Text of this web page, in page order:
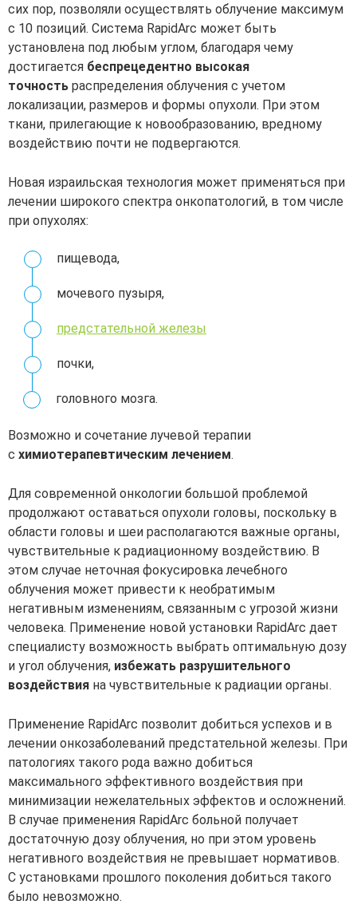
сих пор, позволяли осуществлять облучение максимум
с 10 позиций. Система RapidArc может быть
установлена под любым углом, благодаря чему
достигается беспрецедентно высокая
точность распределения облучения с учетом
локализации, размеров и формы опухоли. При этом
ткани, прилегающие к новообразованию, вредному
воздействию почти не подвергаются.
Новая израильская технология может применяться при
лечении широкого спектра онкопатологий, в том числе
при опухолях:
пищевода,
мочевого пузыря,
предстательной железы
почки,
головного мозга.
Возможно и сочетание лучевой терапии
c химиотерапевтическим лечением.
Для современной онкологии большой проблемой
продолжают оставаться опухоли головы, поскольку в
области головы и шеи располагаются важные органы,
чувствительные к радиационному воздействию. В
этом случае неточная фокусировка лечебного
облучения может привести к необратимым
негативным изменениям, связанным с угрозой жизни
человека. Применение новой установки RapidArc дает
специалисту возможность выбрать оптимальную дозу
и угол облучения, избежать разрушительного
воздействия на чувствительные к радиации органы.
Применение RapidArc позволит добиться успехов и в
лечении онкозаболеваний предстательной железы. При
патологиях такого рода важно добиться
максимального эффективного воздействия при
минимизации нежелательных эффектов и осложнений.
В случае применения RapidArc больной получает
достаточную дозу облучения, но при этом уровень
негативного воздействия не превышает нормативов.
С установками прошлого поколения добиться такого
было невозможно.